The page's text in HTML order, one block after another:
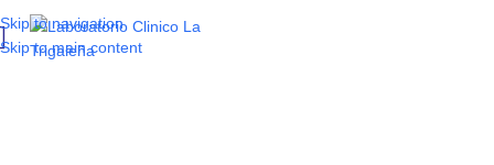
Skip to navigation
Skip to main content